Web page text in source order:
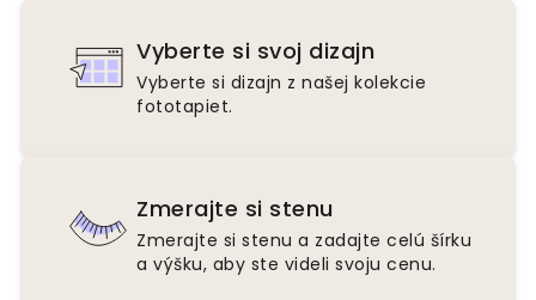
Vyberte si svoj dizajn
Vyberte si dizajn z našej kolekcie
fototapiet.
Zmerajte si stenu
Zmerajte si stenu a zadajte celú šírku
a výšku, aby ste videli svoju cenu.